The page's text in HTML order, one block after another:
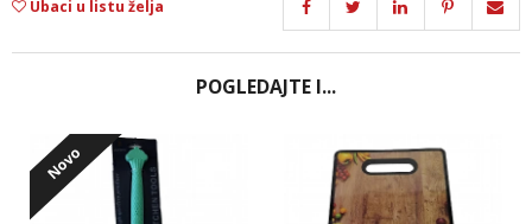
Ubaci u listu želja
POGLEDAJTE I...
Novo